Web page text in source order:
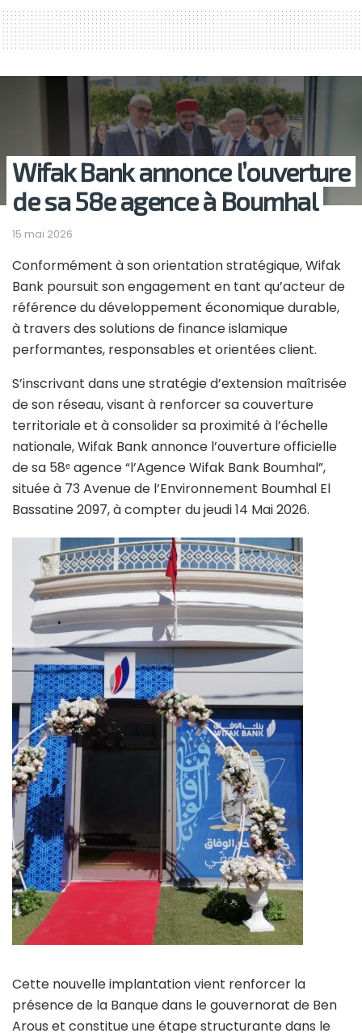
Wifak Bank annonce l’ouverture
de sa 58e agence à Boumhal
15 mai 2026
Conformément à son orientation stratégique, Wifak
Bank poursuit son engagement en tant qu’acteur de
référence du développement économique durable,
à travers des solutions de finance islamique
performantes, responsables et orientées client.
S’inscrivant dans une stratégie d’extension maîtrisée
de son réseau, visant à renforcer sa couverture
territoriale et à consolider sa proximité à l’échelle
nationale, Wifak Bank annonce l’ouverture officielle
de sa 58ᵉ agence “l’Agence Wifak Bank Boumhal”,
située à 73 Avenue de l’Environnement Boumhal El
Bassatine 2097, à compter du jeudi 14 Mai 2026.
Cette nouvelle implantation vient renforcer la
présence de la Banque dans le gouvernorat de Ben
Arous et constitue une étape structurante dans le